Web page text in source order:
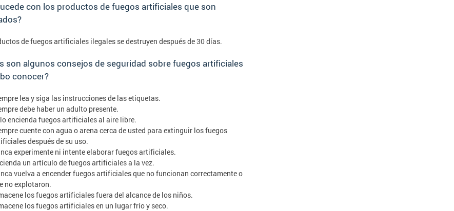
con los productos de fuegos artificiales que son
de fuegos artificiales ilegales se destruyen después de 30 días.
son algunos consejos de seguridad sobre fuegos artificiales
conocer?
lea y siga las instrucciones de las etiquetas.
debe haber un adulto presente.
encienda fuegos artificiales al aire libre.
cuente con agua o arena cerca de usted para extinguir los fuegos
después de su uso.
experimente ni intente elaborar fuegos artificiales.
un artículo de fuegos artificiales a la vez.
vuelva a encender fuegos artificiales que no funcionan correctamente o
no explotaron.
los fuegos artificiales fuera del alcance de los niños.
los fuegos artificiales en un lugar frío y seco.